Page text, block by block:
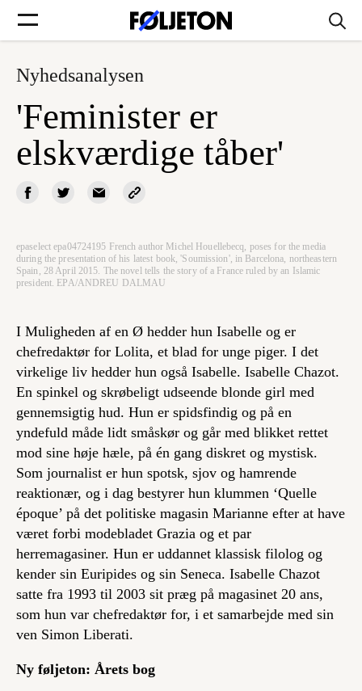
Forsider
Føljetoner
Min side
Log ind
Nyhedsanalysen
'Feminister er
elskværdige tåber'
epaselect epa04724195 French author Michel Houellebecq, poses for the media
during the presentation of his latest book, 'Soumission', in Barcelona, northeastern
Spain, 28 April 2015. The novel tells the story of a France ruled by an Islamic
president. EPA/ANDREU DALMAU
I Muligheden af en Ø hedder hun Isabelle og er
chefredaktør for Lolita, et blad for unge piger. I det
virkelige liv hedder hun også Isabelle. Isabelle Chazot.
En spinkel og skrøbeligt udseende blonde girl med
gennemsigtig hud. Hun er spidsfindig og på en
yndefuld måde lidt småskør og går med blikket rettet
mod sine høje hæle, på én gang diskret og mystisk.
Som journalist er hun spotsk, sjov og hamrende
reaktionær, og i dag bestyrer hun klummen ‘Quelle
époque’ på det politiske magasin Marianne efter at have
været forbi modebladet Grazia og et par
herremagasiner. Hun er uddannet klassisk filolog og
kender sin Euripides og sin Seneca. Isabelle Chazot
satte fra 1993 til 2003 sit præg på magasinet 20 ans,
som hun var chefredaktør for, i et samarbejde med sin
ven Simon Liberati.
Ny føljeton: Årets bog